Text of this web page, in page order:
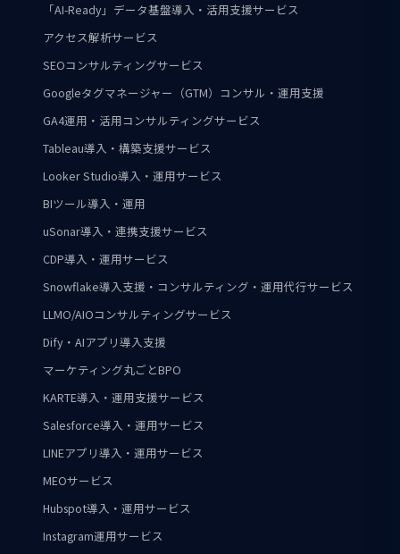
「AI-Ready」データ基盤導入・活用支援サービス
アクセス解析サービス
SEOコンサルティングサービス
Googleタグマネージャー（GTM）コンサル・運用支援
GA4運用・活用コンサルティングサービス
Tableau導入・構築支援サービス
Looker Studio導入・運用サービス
BIツール導入・運用
uSonar導入・連携支援サービス
CDP導入・運用サービス
Snowflake導入支援・コンサルティング・運用代行サービス
LLMO/AIOコンサルティングサービス
Dify・AIアプリ導入支援
マーケティング丸ごとBPO
KARTE導入・運用支援サービス
Salesforce導入・運用サービス
LINEアプリ導入・運用サービス
MEOサービス
Hubspot導入・運用サービス
Instagram運用サービス